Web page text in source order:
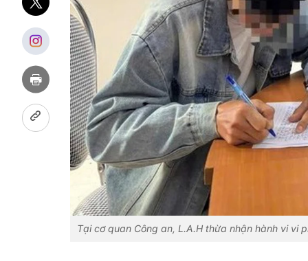
Tại cơ quan Công an, L.A.H thừa nhận hành vi vi